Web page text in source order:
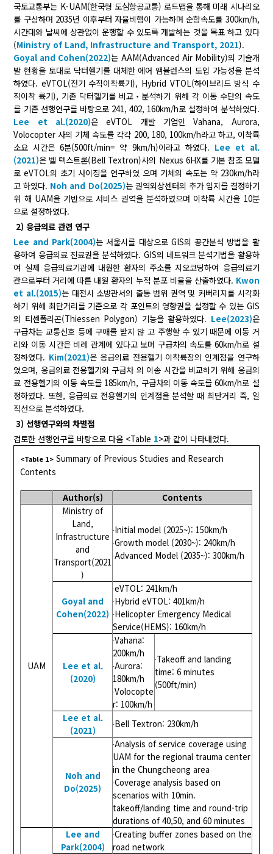
국토교통부는 K-UAM(한국형 도심항공교통) 로드맵을 통해 미래 시나리오
를 구상하며 2035년 이후부터 자율비행이 가능하며 순항속도를 300km/h,
시간대와 날씨에 상관없이 운행할 수 있도록 개발하는 것을 목표 하고 있다
(Ministry of Land, Infrastructure and Transport, 2021).
Goyal and Cohen(2022)는 AAM(Advanced Air Mobility)의 기술개
발 현황을 토대로 닥터헬기를 대체한 에어 앰뷸런스의 도입 가능성을 분석
하였다. eVTOL(전기 수직이착륙기), Hybrid VTOL(하이브리드 방식 수
직이착 륙기), 기존 닥터헬기를 비교‧분석하기 위해 각 이동 수단의 속도
를 기존 선행연구를 바탕으로 241, 402, 160km/h로 설정하여 분석하였다.
Lee et al.(2020)은 eVTOL 개발 기업인 Vahana, Aurora,
Volocopter 사의 기체 속도를 각각 200, 180, 100km/h라고 하고, 이착륙
소요 시간은 6분(500ft/min= 약 9km/h)이라고 하였다. Lee et al.
(2021)은 벨 텍스트론(Bell Textron)사의 Nexus 6HX를 기본 참조 모델
로 eVTOL의 초기 사이징을 연구하였 으며 기체의 속도는 약 230km/h라
고 하였다. Noh and Do(2025)는 권역외상센터의 추가 입지를 결정하기
위 해 UAM을 기반으로 서비스 권역을 분석하였으며 이착륙 시간을 10분
으로 설정하였다.
2) 응급의료 관련 연구
Lee and Park(2004)는 서울시를 대상으로 GIS의 공간분석 방법을 활
용하여 응급의료 진료권을 분석하였다. GIS의 네트워크 분석기법을 활용하
여 실제 응급의료기관에 내원한 환자의 주소를 지오코딩하여 응급의료기
관으로부터 거리에 따른 내원 환자의 누적 분포 비율을 산출하였다. Kwon
et al.(2015)는 대전시 소방관서의 출동 범위 권역 및 커버리지를 시각화
하기 위해 최단거리를 기준으로 각 포인트의 영향권을 설정할 수 있는 GIS
의 티센폴리곤(Thiessen Polygon) 기능을 활용하였다. Lee(2023)은
구급차는 교통신호 등에 구애를 받지 않 고 주행할 수 있기 때문에 이동 거
리와 이동 시간은 비례 관계에 있다고 보며 구급차의 속도를 60km/h로 설
정하였다. Kim(2021)은 응급의료 전용헬기 이착륙장의 인계점을 연구하
였으며, 응급의료 전용헬기와 구급차 의 이송 시간을 비교하기 위해 응급의
료 전용헬기의 이동 속도를 185km/h, 구급차의 이동 속도를 60km/h로 설
정하였다. 또한, 응급의료 전용헬기의 인계점을 분석할 때 최단거리 즉, 일
직선으로 분석하였다.
3) 선행연구와의 차별점
검토한 선행연구를 바탕으로 다음 <Table 1>과 같이 나타내었다.
<Table 1> Summary of Previous Studies and Research
Contents
Author(s) Contents
UAM
Ministry of
Land,
Infrastructure
and
Transport(2021
)
∙Initial model (2025~): 150km/h
∙Growth model (2030~): 240km/h
∙Advanced Model (2035~): 300km/h
Goyal and
Cohen(2022)
∙eVTOL: 241km/h
∙Hybrid eVTOL: 401km/h
∙Helicopter Emergency Medical
Service(HEMS): 160km/h
Lee et al.
(2020)
∙Vahana:
200km/h
∙Aurora:
180km/h
∙Volocopte
r: 100km/h
∙Takeoff and landing
time: 6 minutes
(500ft/min)
Lee et al.
(2021)
∙Bell Textron: 230km/h
Noh and
Do(2025)
∙Analysis of service coverage using
UAM for the regional trauma center
in the Chungcheong area
∙Coverage analysis based on
scenarios with 10min.
takeoff/landing time and round-trip
durations of 40,50, and 60 minutes
Lee and
Park(2004)
∙Creating buffer zones based on the
road network